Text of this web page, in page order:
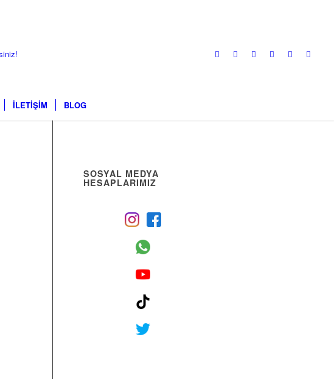
İLETİŞİM BLOG
SOSYAL MEDYA
HESAPLARIMIZ